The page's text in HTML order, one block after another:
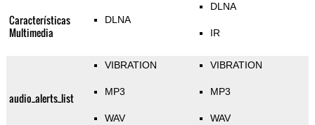
Características
Multimedia
DLNA
DLNA
IR
audio_alerts_list
VIBRATION
MP3
WAV
VIBRATION
MP3
WAV